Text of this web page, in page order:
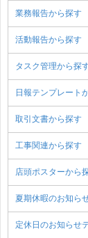
業務報告から探す
活動報告から探す
タスク管理から探
日報テンプレート
取引文書から探す
工事関連から探す
店頭ポスターから
夏期休暇のお知ら
定休日のお知らせ